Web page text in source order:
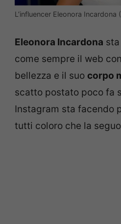
L’influencer Eleonora
Eleonora Incardona
come sempre il web
bellezza e il suo corpo
scatto postato poco fa
Instagram sta facendo
tutti coloro che la